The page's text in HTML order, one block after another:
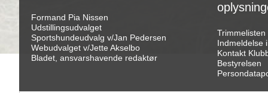
Formand Pia Nissen
Udstillingsudvalget
Sportshundeudvalg v/Jan Pedersen
Webudvalget v/Jette Akselbo
Bladet, ansvarshavende redaktør
Trimmelisten
Indmeldelse
Kontakt
Bestyrelsen